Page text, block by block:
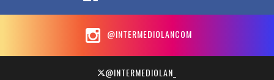
@INTERMEDIOLANCOM
@INTERMEDIOLAN_